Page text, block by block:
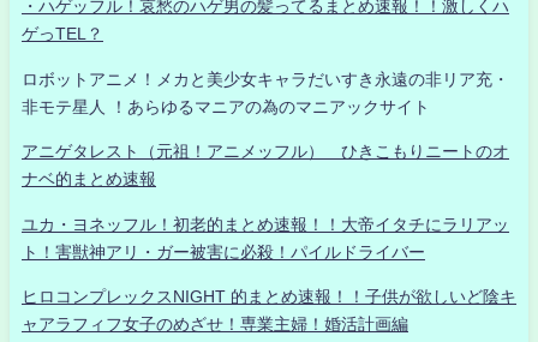
・ハゲッフル！哀愁のハゲ男の髪ってるまとめ速報！！激しくハ
ゲっTEL？
ロボットアニメ！メカと美少女キャラだいすき永遠の非リア充・
非モテ星人 ！あらゆるマニアの為のマニアックサイト
アニゲタレスト（元祖！アニメッフル） ひきこもりニートのオ
ナベ的まとめ速報
ユカ・ヨネッフル！初老的まとめ速報！！大帝イタチにラリアッ
ト！害獣神アリ・ガー被害に必殺！パイルドライバー
ヒロコンプレックスNIGHT 的まとめ速報！！子供が欲しいど陰キ
ャアラフィフ女子のめざせ！専業主婦！婚活計画編